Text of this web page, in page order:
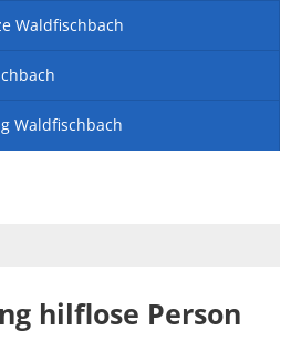
Waldfischbach
Waldfischbach
hilflose Person